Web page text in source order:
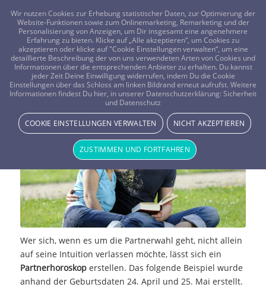
FRAGEN? KOSTENLOS ANRUFEN: 0800-8478266
Beispiel für ein Partnerhoroskop
Wer sich, wenn es um die Partnerwahl geht, nicht allein
auf seine Intuition verlassen möchte, lässt sich ein
Partnerhoroskoperstellen. Das folgende Beispiel wurde
anhand der Geburtsdaten 24. April und 25. Mai erstellt.
Wir nutzen Cookies zur Erhebung statistischer Daten, zur Optimierung der
Website-Funktionen sowie zum Onlinemarketing, Remarketing und der
Personalisierung von Anzeigen, um Dir insgesamt eine angenehmere
Erfahrung zu bieten. Klicke auf „Alle akzeptieren“, um Cookies zu
akzeptieren oder klicke auf "Cookie Einstellungen verwalten“, um eine
detaillierte Beschreibung der von uns verwendeten Arten von Cookies und
Informationen über die entsprechenden Anbieter zu erhalten. Du kannst
jeder Zeit Deine Einwilligung widerrufen, indem Du die Cookie
Einstellungen über das Schloss am linken Bildrand erneut aufrufst. Weitere
Informationen findest Du hier, in unserer Datenschutzerklärung: Sicherheit
und Datenschutz
COOKIE EINSTELLUNGEN VERWALTEN NICHT AKZEPTIEREN
ZUSTIMMEN UND FORTFAHREN